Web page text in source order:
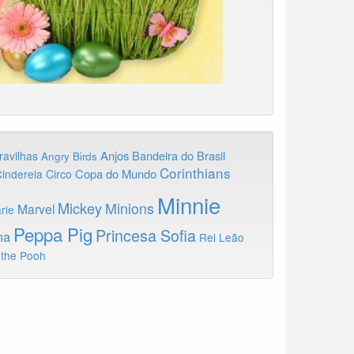
Angry Birds Anjos Bandeira do Brasil
Circo Copa do Mundo Corinthians
Marvel Mickey Minions Minnie
Peppa Pig Princesa Sofia Rei Leão
Pooh